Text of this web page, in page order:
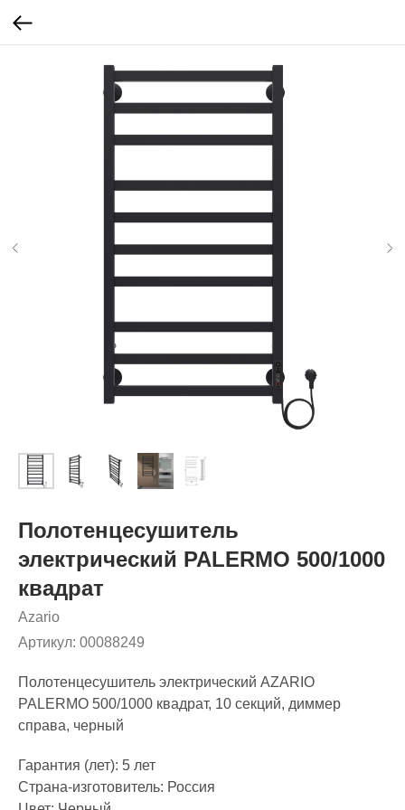
Полотенцесушитель
электрический PALERMO 500/1000
квадрат
Azario
Артикул: 00088249
Полотенцесушитель электрический AZARIO
PALERMO 500/1000 квадрат, 10 секций, диммер
справа, черный
Гарантия (лет): 5 лет
Страна-изготовитель: Россия